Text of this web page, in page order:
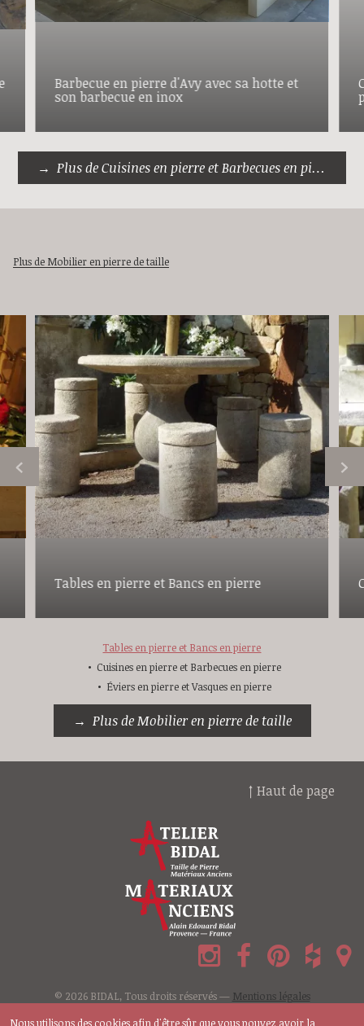
Barbecue en pierre d'Avy avec sa hotte et
son barbecue en inox
Plus de Cuisines en pierre et Barbecues en pierre
Plus de Mobilier en pierre de taille
Tables en pierre et Bancs en pierre
Tables en pierre et Bancs en pierre
Cuisines en pierre et Barbecues en pierre
Éviers en pierre et Vasques en pierre
Plus de Mobilier en pierre de taille
↑ Haut de page
© 2026 BIDAL, Tous droits réservés — Mentions légales
Nous utilisons des cookies afin d'être sûr que vous pouvez avoir la